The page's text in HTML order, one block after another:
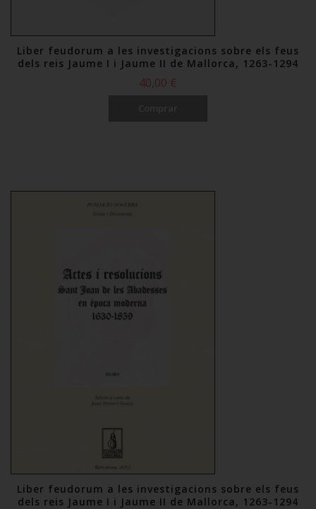
Liber feudorum a les investigacions sobre els feus
dels reis Jaume I i Jaume II de Mallorca, 1263-1294
40,00 €
Liber feudorum a les investigacions sobre els feus
dels reis Jaume I i Jaume II de Mallorca, 1263-1294